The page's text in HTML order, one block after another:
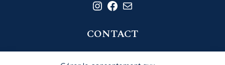
Instagram
Facebook
E-mail
CONTACT